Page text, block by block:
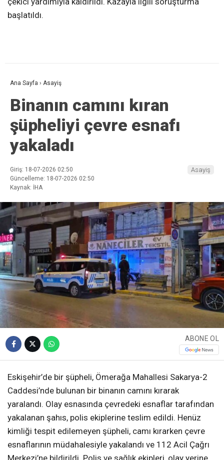
başlatıldı.
Ana Sayfa › Asayiş
Binanın camını kıran
şüpheliyi çevre esnafı
yakaladı
Giriş: 18-07-2026 02:50
Güncelleme: 18-07-2026 02:50
Kaynak: İHA
Asayiş
ABONE OL
Eskişehir’de bir şüpheli, Ömerağa Mahallesi Sakarya-2
Caddesi’nde bulunan bir binanın camını kırarak
yaralandı. Olay esnasında çevredeki esnaflar tarafından
yakalanan şahıs, polis ekiplerine teslim edildi. Henüz
kimliği tespit edilemeyen şüpheli, camı kırarken çevre
esnaflarının müdahalesiyle yakalandı ve 112 Acil Çağrı